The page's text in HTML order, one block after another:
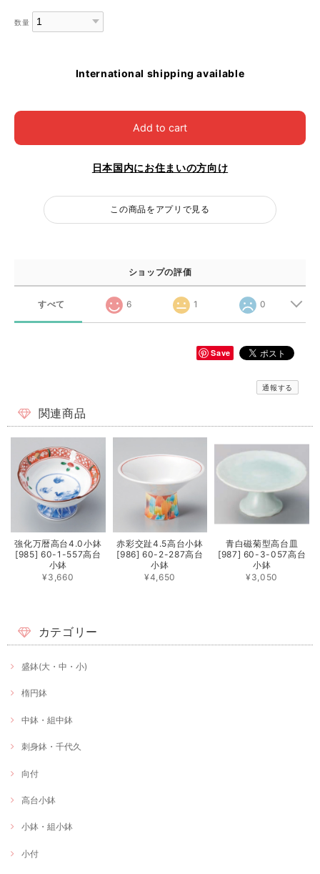
数量
International shipping available
Add to cart
日本国内にお住まいの方向け
この商品をアプリで見る
ショップの評価
すべて 6 1 0
Save
通報する
関連商品
強化万暦高台4.0小鉢
[985] 60-1-557高台
小鉢
¥3,660
赤彩交趾4.5高台小鉢
[986] 60-2-287高台
小鉢
¥4,650
青白磁菊型高台皿
[987] 60-3-057高台
小鉢
¥3,050
カテゴリー
盛鉢(大・中・小)
楕円鉢
中鉢・組中鉢
刺身鉢・千代久
向付
高台小鉢
小鉢・組小鉢
小付